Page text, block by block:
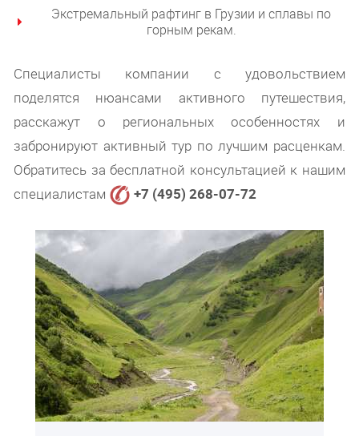
Экстремальный рафтинг в Грузии и сплавы по
горным рекам.
Специалисты компании с удовольствием
поделятся нюансами активного путешествия,
расскажут о региональных особенностях и
забронируют активный тур по лучшим расценкам.
Обратитесь за бесплатной консультацией к нашим
специалистам
+7 (495) 268-07-72